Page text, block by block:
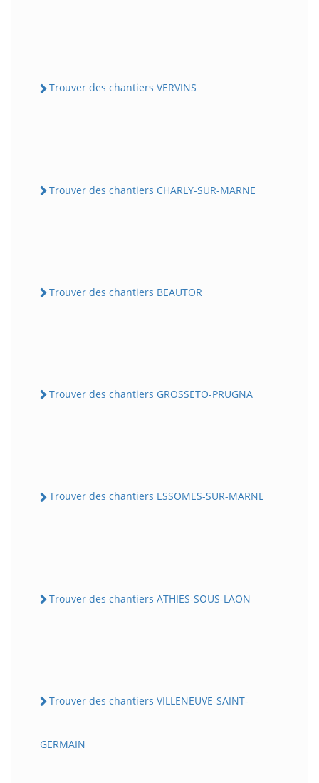
Trouver des chantiers VERVINS
Trouver des chantiers CHARLY-SUR-MARNE
Trouver des chantiers BEAUTOR
Trouver des chantiers GROSSETO-PRUGNA
Trouver des chantiers ESSOMES-SUR-MARNE
Trouver des chantiers ATHIES-SOUS-LAON
Trouver des chantiers VILLENEUVE-SAINT-
GERMAIN